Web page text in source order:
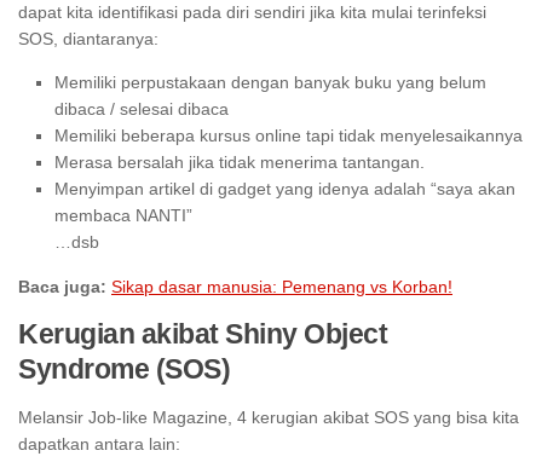
dapat kita identifikasi pada diri sendiri jika kita mulai terinfeksi
SOS, diantaranya:
Memiliki perpustakaan dengan banyak buku yang belum
dibaca / selesai dibaca
Memiliki beberapa kursus online tapi tidak menyelesaikannya
Merasa bersalah jika tidak menerima tantangan.
Menyimpan artikel di gadget yang idenya adalah “saya akan
membaca NANTI”
…dsb
Baca juga: Sikap dasar manusia: Pemenang vs Korban!
Kerugian akibat Shiny Object
Syndrome (SOS)
Melansir Job-like Magazine, 4 kerugian akibat SOS yang bisa kita
dapatkan antara lain: